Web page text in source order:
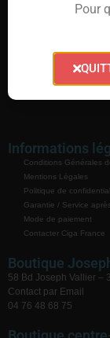
Informations
Conditions Générales
Mentions Légales
Politique de
Garantie / Service
Mode de paiement
Contacter Ciga France
Boutique
58 Bd Joseph Vallier –
Contact par Email
04 76 48 68 75
Pour